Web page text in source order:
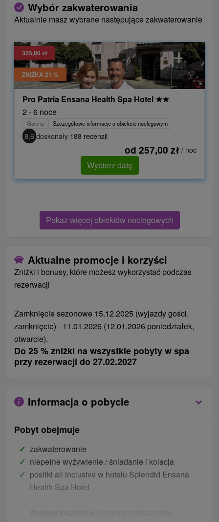
Wybór zakwaterowania
Aktualnie masz wybrane następujące zakwaterowanie
325,00 zł
ZNIŻKA 21 %
Pro Patria Ensana Health Spa Hotel ★★
2 - 6 noce
Galeria Szczegółowe informacje o obiekcie noclegowym
8,6 doskonały·188 recenzji
od 257,00 zł / noc
Wybierz datę
Pokaż więcej obiektów noclegowych
Aktualne promocje i korzyści
Zniżki i bonusy, które możesz wykorzystać podczas
rezerwacji
Zamknięcie sezonowe 15.12.2025 (wyjazdy gości,
zamknięcie) - 11.01.2026 (12.01.2026 poniedziałek,
otwarcie).
Do 25 % zniżki na wszystkie pobyty w spa
przy rezerwacji do 27.02.2027
Informacja o pobycie
Pobyt obejmuje
zakwaterowanie
niepełne wyżywienie / śniadanie i kolacja
posiłki all inclusive w hotelu Splendid Ensana
Health Spa Hotel